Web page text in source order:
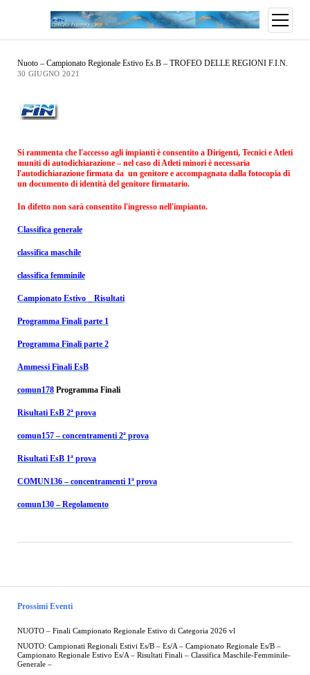
Prossimi Eventi
NUOTO – Finali Campionato Regionale Estivo di Categoria 2026 vl
NUOTO: Campionati Regionali Estivi Es/B – Es/A – Campionato Regionale Es/B –
Campionato Regionale Estivo Es/A – Risultati Finali – Classifica Maschile-Femminile-
Generale –
Nuoto – Campionato Regionale Estivo Es.B – TROFEO DELLE REGIONI F.I.N.
30 GIUGNO 2021
Si rammenta che l'accesso agli impianti è consentito a Dirigenti, Tecnici e Atleti
muniti di autodichiarazione – nel caso di Atleti minori è necessaria
l'autodichiarazione firmata da un genitore e accompagnata dalla fotocopia di
un documento di identità del genitore firmatario.
In difetto non sarà consentito l'ingresso nell'impianto.
Classifica generale
classifica maschile
classifica femminile
Campionato Estivo _ Risultati
Programma Finali parte 1
Programma Finali parte 2
Ammessi Finali EsB
comun178Programma Finali
Risultati EsB 2ª prova
comun157 – concentramenti 2ª prova
Risultati EsB 1ª prova
COMUN136 – concentramenti 1ª prova
comun130 – Regolamento